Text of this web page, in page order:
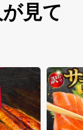
境や歴史の継
どもたちの育
市を、ぜひ応
見て